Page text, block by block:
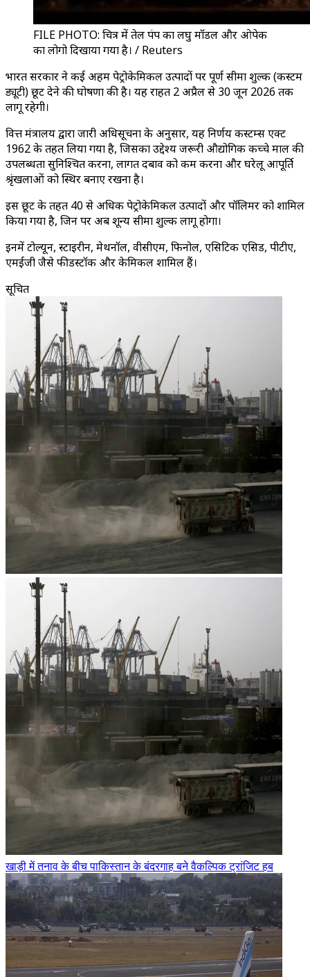
FILE PHOTO: चित्र में तेल पंप का लघु मॉडल और ओपेक
का लोगो दिखाया गया है। / Reuters
भारत सरकार ने कई अहम पेट्रोकेमिकल उत्पादों पर पूर्ण सीमा शुल्क (कस्टम
ड्यूटी) छूट देने की घोषणा की है। यह राहत 2 अप्रैल से 30 जून 2026 तक
लागू रहेगी।
वित्त मंत्रालय द्वारा जारी अधिसूचना के अनुसार, यह निर्णय कस्टम्स एक्ट
1962 के तहत लिया गया है, जिसका उद्देश्य जरूरी औद्योगिक कच्चे माल की
उपलब्धता सुनिश्चित करना, लागत दबाव को कम करना और घरेलू आपूर्ति
श्रृंखलाओं को स्थिर बनाए रखना है।
इस छूट के तहत 40 से अधिक पेट्रोकेमिकल उत्पादों और पॉलिमर को शामिल
किया गया है, जिन पर अब शून्य सीमा शुल्क लागू होगा।
इनमें टोल्यून, स्टाइरीन, मेथनॉल, वीसीएम, फिनोल, एसिटिक एसिड, पीटीए,
एमईजी जैसे फीडस्टॉक और केमिकल शामिल हैं।
सूचित
खाड़ी में तनाव के बीच पाकिस्तान के बंदरगाह बने वैकल्पिक ट्रांजिट हब